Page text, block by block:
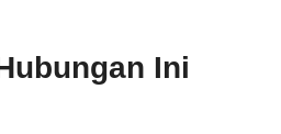
Ini